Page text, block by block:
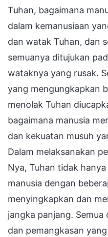
Tuhan, bagaimana
dalam kemanusiaan
dan watak Tuhan, dan
semuanya ditujukan
wataknya yang rusak.
yang mengungkapkan
menolak Tuhan
bagaimana manusia
dan kekuatan musuh
Dalam melaksanakan
Nya, Tuhan tidak
manusia dengan
menyingkapkan dan
jangka panjang.
dan pemangkasan